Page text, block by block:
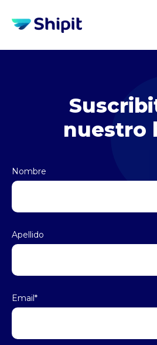
nuestro
Nombre
Apellido
Email*